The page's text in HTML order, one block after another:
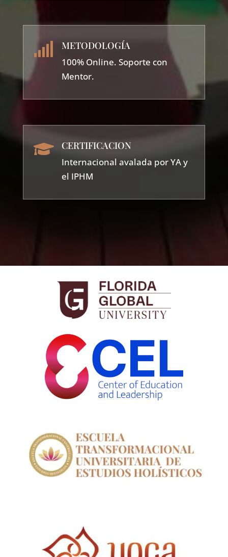
 METODOLOGÍA
100% Online. Soporte con
Mentor.
 CERTIFICACION
Internacional avalada por YA y
el IPHM